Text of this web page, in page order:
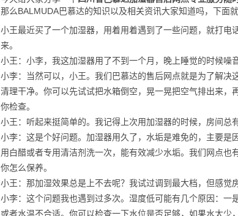
那么BALMUDA巴慕达的知识以及相关资讯大家知道吗，下面
小王最近买了一个加湿器，用着用着遇到了一些问题，就打
来。
小王：小李，我这加湿器用了不到一个月，晚上睡觉的时候噪
小李：当然可以，小王。我们巴慕达的售后网点就是为了解
清理干净。你可以先试试把水箱倒空，晃一晃把空气排出来
你检查。
小王：听起来挺简单的。我记得上次用加湿器的时候，房间总
小李：这是个好问题。加湿器用久了，水垢是难免的，主要
用白醋或者专用清洁剂洗一次，能有效减少水垢。我们网点
你怎么保养。
小王：那加湿效果总是上不去呢？我试过调到最大档，但感觉
小李：这个问题我也遇到过多次。湿度低可能有几个原因：一
或者水温不合适。你可以检查一下水位是否足够，如果水太